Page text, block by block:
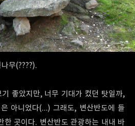
무(????).
좋았지만, 너무 기대가 컸던 탓일까,
아니었다(...) 그래도, 변산반도에 들
한 곳이다. 변산반도 관광하는 내내 바